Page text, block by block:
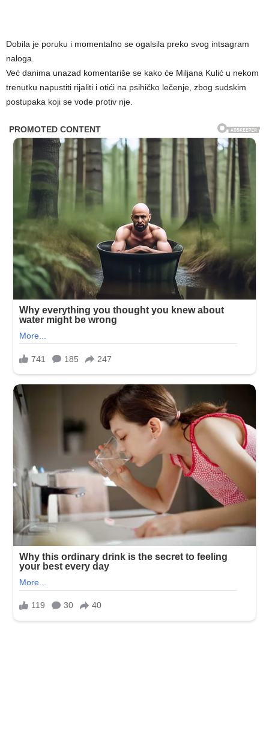
Dobila je poruku i momentalno se ogalsila preko svog intsagram
naloga.
Već danima unazad komentariše se kako će Miljana Kulić u nekom
trenutku napustiti rijaliti i otići na psihičko lečenje, zbog sudskim
postupaka koji se vode protiv nje.